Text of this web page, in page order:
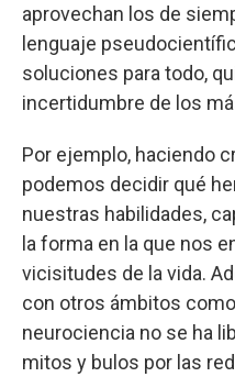
aprovechan los de
lenguaje
soluciones para todo,
incertidumbre de los
Por ejemplo, haciendo
podemos decidir qué
nuestras habilidades,
la forma en la que nos
vicisitudes de la vida.
con otros ámbitos
neurociencia no se ha
mitos y bulos por las